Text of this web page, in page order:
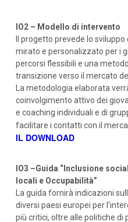
IO2 – Modello di intervento
Il progetto prevede lo
mirato e personalizzato per i
percorsi flessibili e una
transizione verso il mercato
La metodologia elaborata
coinvolgimento attivo dei
e coaching individuali e di
facilitare i contatti con il
IL DOWNLOAD
IO3 –Guida “Inclusione
locali e Occupabilità”
La guida fornirà indicazioni
diversi paesi europei per
più critici, oltre alle politiche